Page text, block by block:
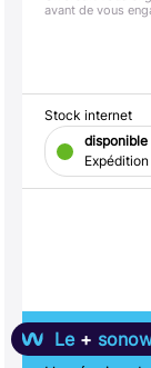
avant de vous
Stock internet
disponible
Le +